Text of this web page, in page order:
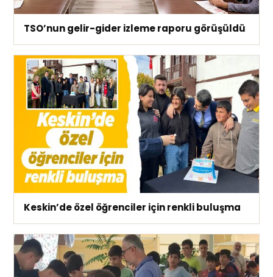
TSO’nun gelir-gider izleme raporu görüşüldü
Keskin’de özel öğrenciler için renkli buluşma